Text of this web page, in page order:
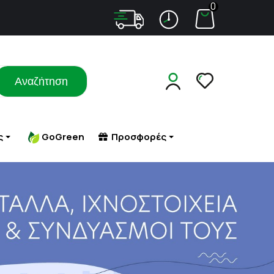
0
Αναζήτηση
ΕΡΕΘΙΣΜΟΙ-
ΚΥΤΤΑΡΙΤΙΔΑ
ΣΥΜΠΛΗΡΩΜΑΤΑ ΔΙΑΤΡΟΦΗΣ
ΣΥΣΦΙΞΗ ΣΤΗΘΟΥΣ
ΠΙΕΣΗ
ΠΟΛΥΚΥΣΤΙΚΕΣ ΩΟΘΗΚΕΣ
ΠΟΝΟΚΕΦΑΛΟΣ
ΠΡΟΒΛΗΜΑΤΑ ΟΡΑΣΗΣ
GoGreen Προσφορές